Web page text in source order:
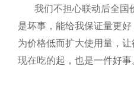
我们不担心联动后全国
是坏事，能给我保证量更
为价格低而扩大使用量，
现在吃的起，也是一件好事